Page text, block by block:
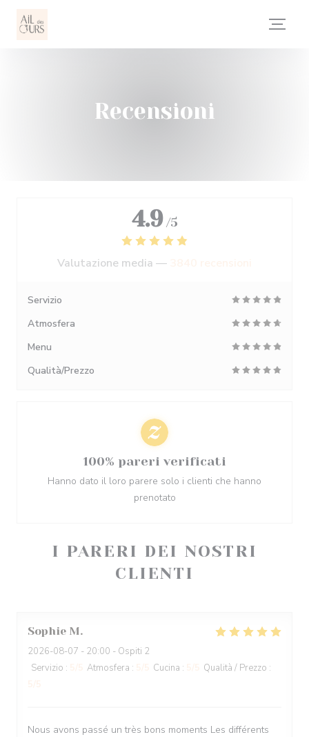
Recensioni
I PARERI DEI NOSTRI
CLIENTI
Sophie M
2026-08-07 - 20:00 - Ospiti 2
Servizio : Atmosfera : Cucina : Qualità / Prezzo :
Nous avons passé un très bons moments Les différents
4.9 /5
Valutazione media —
Servizio
Atmosfera
Menu
Qualità/Prezzo
100% pareri verificati
Hanno dato il loro parere solo i clienti che hanno
prenotato